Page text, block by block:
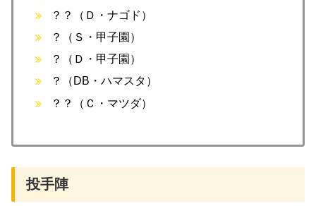
？？（Ｄ・ナゴド）
？（Ｓ・甲子園）
？（Ｄ・甲子園）
？（DB・ハマスタ）
？？（Ｃ・マツダ）
投手陣